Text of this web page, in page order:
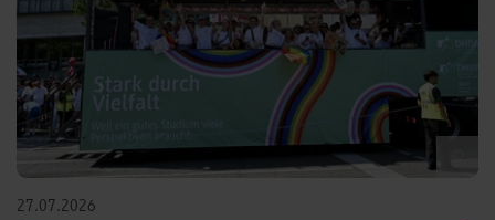
27.07.2026